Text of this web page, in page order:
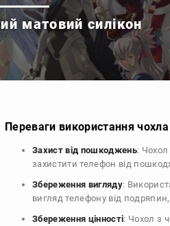
матовий силікон
Переваги використання
Захист від пошкоджень:
захистити телефон від
Збереження вигляду:
вигляд телефону від
Збереження цінності: Чохол з